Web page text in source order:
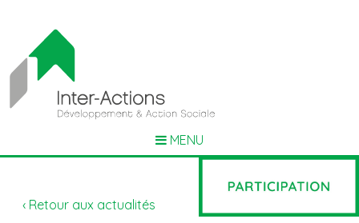
MENU
‹ Retour aux actualités